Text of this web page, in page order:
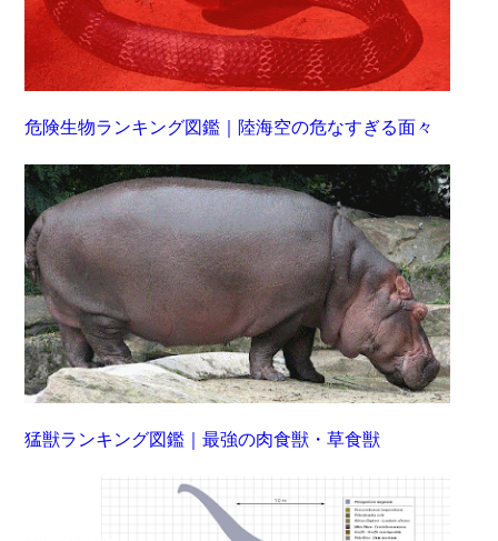
危険生物ランキング図鑑｜陸海空の危なすぎる面々
猛獣ランキング図鑑｜最強の肉食獣・草食獣